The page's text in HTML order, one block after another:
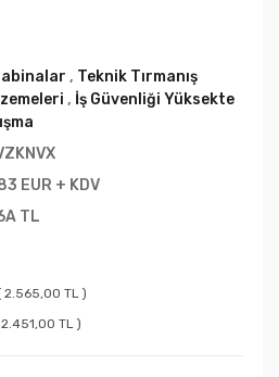
, Teknik Tırmanış
, İş Güvenliği Yüksekte
EUR + KDV
TL
2.565,00 TL )
TL )